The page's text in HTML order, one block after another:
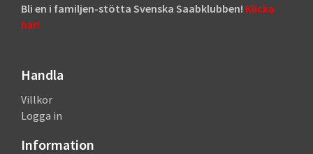
Bli en i familjen-stötta Svenska Saabklubben! Klicka
här!
Handla
Villkor
Logga in
Information